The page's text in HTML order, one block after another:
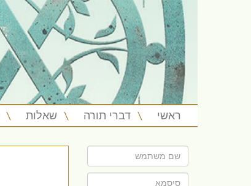
ראשי דברי תורה שאלות